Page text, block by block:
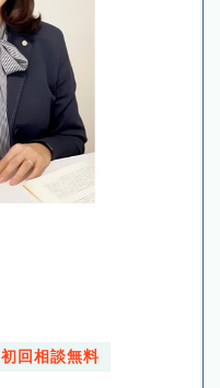
初回相談無料